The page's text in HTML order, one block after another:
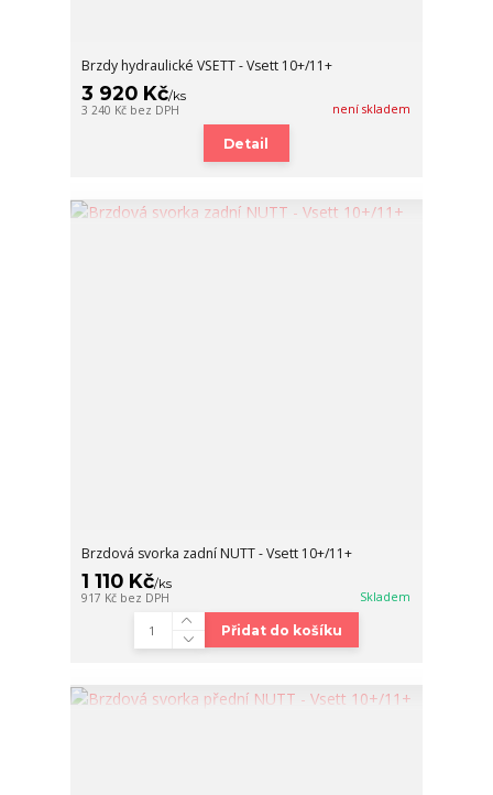
Brzdy hydraulické VSETT - Vsett 10+/11+
3 920 Kč/ks
3 240 Kč bez DPH není skladem
Detail
Brzdová svorka zadní NUTT - Vsett 10+/11+
1 110 Kč/ks
917 Kč bez DPH Skladem
Přidat do košíku